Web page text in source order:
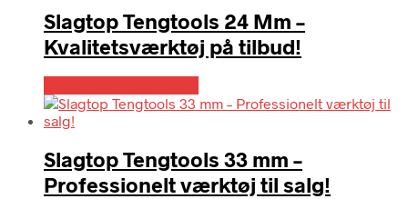
Slagtop Tengtools 24 Mm –
Kvalitetsværktøj på tilbud!
Slagtop Tengtools 33 mm –
Professionelt værktøj til salg!